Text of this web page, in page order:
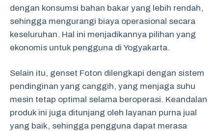
dengan konsumsi bahan bakar yang lebih rendah,
sehingga mengurangi biaya operasional secara
keseluruhan. Hal ini menjadikannya pilihan yang
ekonomis untuk pengguna di Yogyakarta.
Selain itu, genset Foton dilengkapi dengan sistem
pendinginan yang canggih, yang menjaga suhu
mesin tetap optimal selama beroperasi. Keandalan
produk ini juga ditunjang oleh layanan purna jual
yang baik, sehingga pengguna dapat merasa